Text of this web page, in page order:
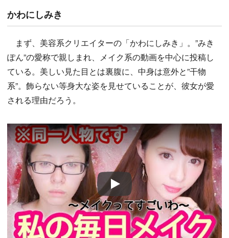
かわにしみき
まず、美容系クリエイターの「かわにしみき」。”みき
ぽん”の愛称で親しまれ、メイク系の動画を中心に投稿し
ている。美しい見た目とは裏腹に、中身は意外と”干物
系”。飾らない等身大な姿を見せていることが、彼女が愛
される理由だろう。
Play